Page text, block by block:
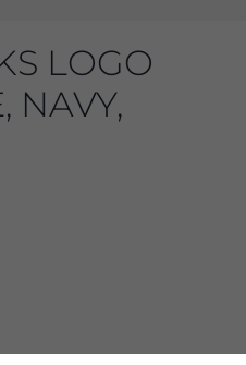
LOGO
NAVY,